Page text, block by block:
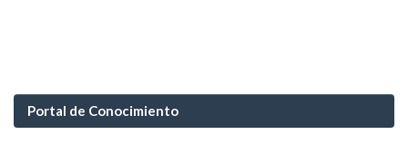
Portal de Conocimiento